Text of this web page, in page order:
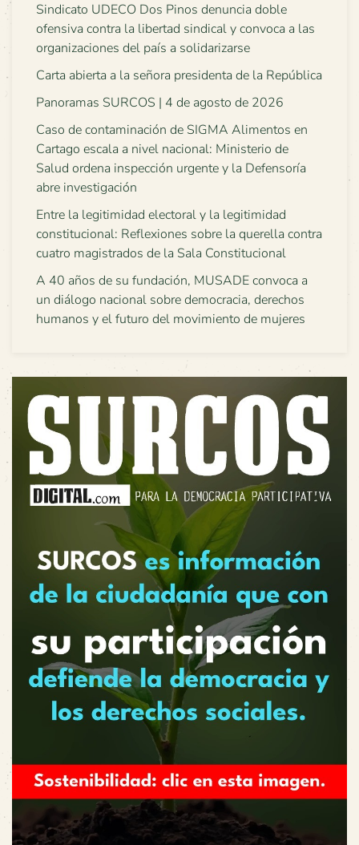
Sindicato UDECO Dos Pinos denuncia doble
ofensiva contra la libertad sindical y convoca a las
organizaciones del país a solidarizarse
Carta abierta a la señora presidenta de la República
Panoramas SURCOS | 4 de agosto de 2026
Caso de contaminación de SIGMA Alimentos en
Cartago escala a nivel nacional: Ministerio de
Salud ordena inspección urgente y la Defensoría
abre investigación
Entre la legitimidad electoral y la legitimidad
constitucional: Reflexiones sobre la querella contra
cuatro magistrados de la Sala Constitucional
A 40 años de su fundación, MUSADE convoca a
un diálogo nacional sobre democracia, derechos
humanos y el futuro del movimiento de mujeres